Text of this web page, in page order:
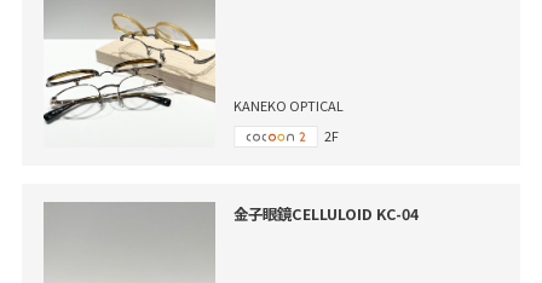
KANEKO OPTICAL
2F
金子眼鏡CELLULOID KC-04